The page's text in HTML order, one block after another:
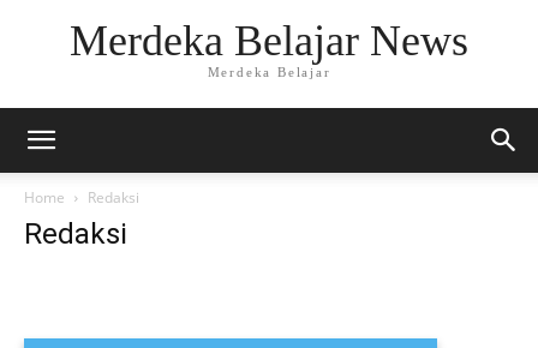
Merdeka Belajar News
Merdeka Belajar
Home Redaksi
Redaksi